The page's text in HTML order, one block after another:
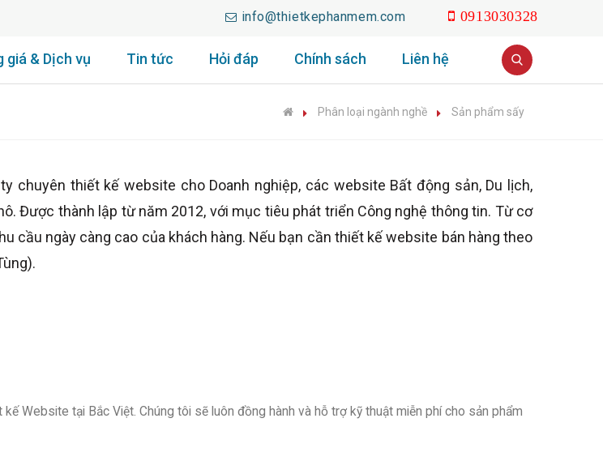
info@thietkephanmem.com 0913030328
giá & Dịch vụ Tin tức Hỏi đáp Chính sách Liên hệ
Phân loại ngành nghề Sản phẩm sấy
ty chuyên thiết kế website cho Doanh nghiệp, các website Bất động sản, Du lịch,
Được thành lập từ năm 2012, với mục tiêu phát triển Công nghệ thông tin. Từ cơ
cầu ngày càng cao của khách hàng. Nếu bạn cần thiết kế website bán hàng theo
Website tại Bắc Việt. Chúng tôi sẽ luôn đồng hành và hỗ trợ kỹ thuật miễn phí cho sản phẩm